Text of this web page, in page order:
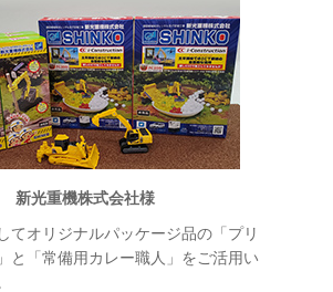
新光重機株式会社様
てオリジナルパッケージ品の「プリ
と「常備用カレー職人」をご活用い